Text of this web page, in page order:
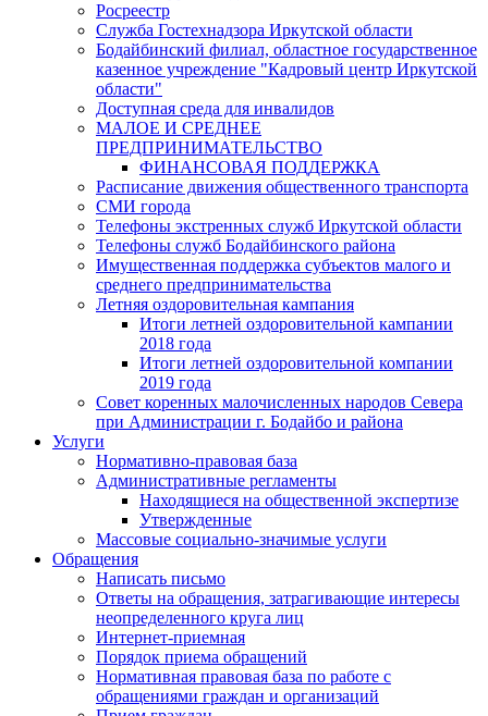
Росреестр
Служба Гостехнадзора Иркутской области
Бодайбинский филиал, областное государственное
казенное учреждение "Кадровый центр Иркутской
области"
Доступная среда для инвалидов
МАЛОЕ И СРЕДНЕЕ
ПРЕДПРИНИМАТЕЛЬСТВО
ФИНАНСОВАЯ ПОДДЕРЖКА
Расписание движения общественного транспорта
СМИ города
Телефоны экстренных служб Иркутской области
Телефоны служб Бодайбинского района
Имущественная поддержка субъектов малого и
среднего предпринимательства
Летняя оздоровительная кампания
Итоги летней оздоровительной кампании
2018 года
Итоги летней оздоровительной компании
2019 года
Совет коренных малочисленных народов Севера
при Администрации г. Бодайбо и района
Услуги
Нормативно-правовая база
Административные регламенты
Находящиеся на общественной экспертизе
Утвержденные
Массовые социально-значимые услуги
Обращения
Написать письмо
Ответы на обращения, затрагивающие интересы
неопределенного круга лиц
Интернет-приемная
Порядок приема обращений
Нормативная правовая база по работе с
обращениями граждан и организаций